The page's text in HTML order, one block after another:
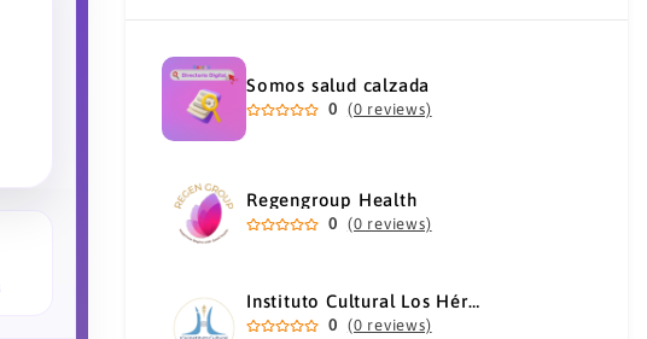
Somos salud calzada
0 (0 reviews)
Regengroup Health
0 (0 reviews)
Instituto Cultural Los Héroes
0 (0 reviews)